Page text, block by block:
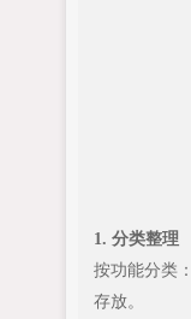
1. 分类整理
按功能分类
存放。